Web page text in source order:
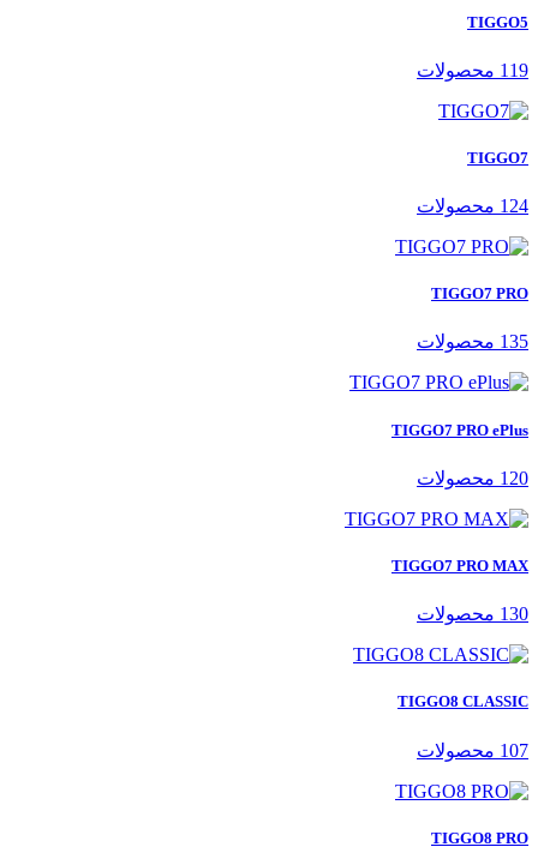
TIGGO5
119 محصولات
TIGGO7
124 محصولات
TIGGO7 PRO
135 محصولات
TIGGO7 PRO ePlus
120 محصولات
TIGGO7 PRO MAX
130 محصولات
TIGGO8 CLASSIC
107 محصولات
TIGGO8 PRO